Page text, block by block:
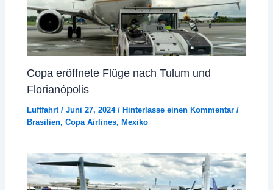
Copa eröffnete Flüge nach Tulum und
Florianópolis
Luftfahrt/Juni 27, 2024/ Hinterlasse einen Kommentar /
Brasilien,Copa Airlines, Mexiko